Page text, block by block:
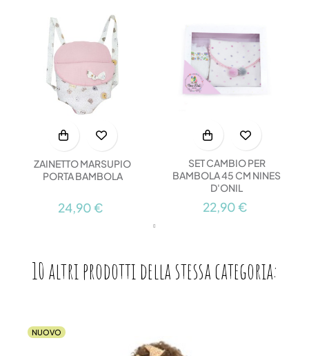
ZAINETTO MARSUPIO
PORTA BAMBOLA
24,90 €
SET CAMBIO PER
BAMBOLA 45 CM NINES
D'ONIL
22,90 €
10 altri prodotti della stessa categoria:
NUOVO